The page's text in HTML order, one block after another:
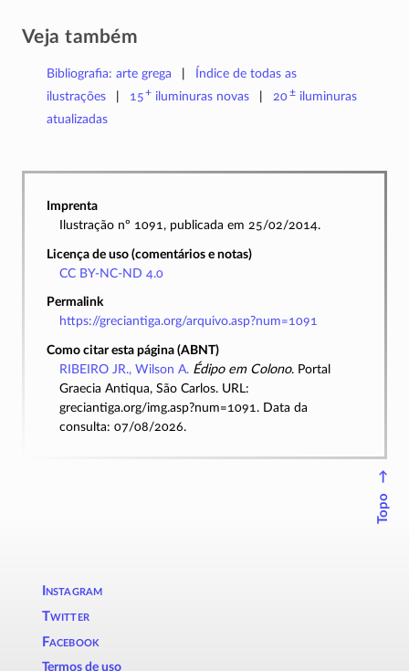
Veja também
Bibliografia: arte grega
Índice de todas as
ilustrações
15+ iluminuras novas 20±iluminuras
atualizadas
Imprenta
Ilustração nº 1091, publicada em 25/02/2014.
Licença de uso (comentários e notas)
CC BY-NC-ND 4.0
Permalink
https://greciantiga.org/arquivo.asp?num=1091
Como citar esta página (ABNT)
RIBEIRO JR., Wilson A. Édipo em Colono. Portal
Graecia Antiqua, São Carlos. URL:
greciantiga.org/img.asp?num=1091. Data da
consulta: 07/08/2026.
↑
Topo
Instagram
Twitter
Facebook
Termos de uso